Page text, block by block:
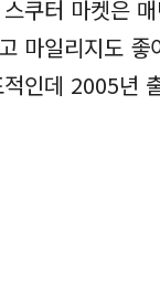
쿠터 마켓은
마일리지도
인데 2005년